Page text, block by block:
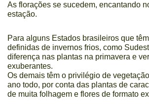
As florações se sucedem, encantando
estação.
Para alguns Estados brasileiros que
definidas de invernos frios, como
diferença nas plantas na primavera e
exuberantes.
Os demais têm o privilégio de
ano todo, por conta das plantas de
de muita folhagem e flores de formato